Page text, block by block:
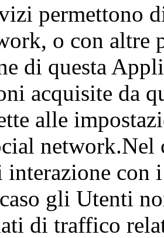
permettono
o con altre
di questa
acquisite da
alle
network.Nel
con
gli Utenti
di traffico